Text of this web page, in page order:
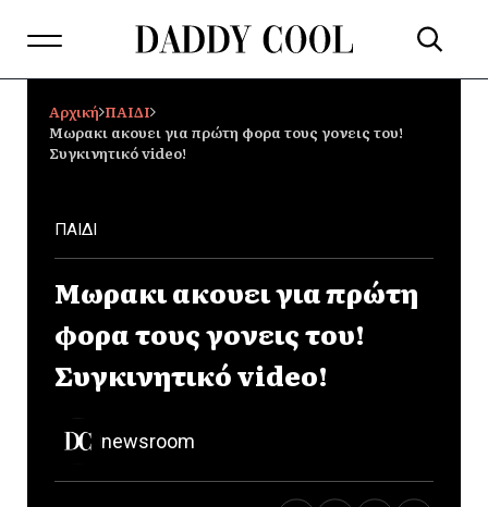
Αρχική ΠΑΙΔΙ
Μωρακι ακουει για πρώτη φορα τους γονεις του!
Συγκινητικό video!
ΠΑΙΔΙ
Μωρακι ακουει για πρώτη
φορα τους γονεις του!
Συγκινητικό video!
newsroom